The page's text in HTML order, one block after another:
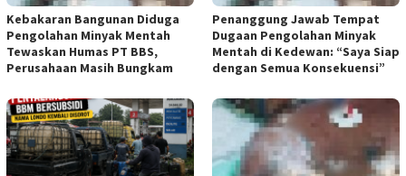
Kebakaran Bangunan Diduga
Pengolahan Minyak Mentah
Tewaskan Humas PT BBS,
Perusahaan Masih Bungkam
Penanggung Jawab Tempat
Dugaan Pengolahan Minyak
Mentah di Kedewan: “Saya Siap
dengan Semua Konsekuensi”